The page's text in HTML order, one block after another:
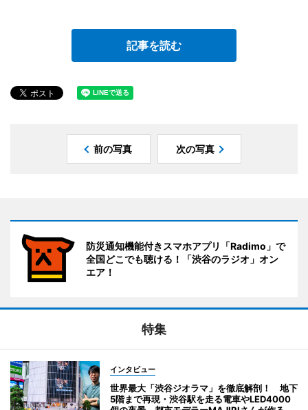
記事を読む
前の写真 次の写真
防災通知機能付きスマホアプリ「Radimo」で
全国どこでも聴ける！「渋谷のラジオ」オン
エア！
特集
インタビュー
世界最大「渋谷ジオラマ」を徹底解剖！ 地下
5階まで再現・渋谷駅を走る電車やLED4000